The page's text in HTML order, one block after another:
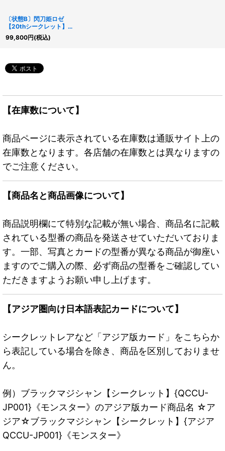
〔状態B〕閃刀姫ロゼ
【20thシークレット】
{IGAS-JP020}《モンス
ター》
99,800円(税込)
【在庫数について】
商品ページに表示されている在庫数は通販サイト上の
在庫数となります。各店舗の在庫数とは異なりますの
でご注意ください。
【商品名と商品画像について】
商品説明欄にて特別な記載が無い場合、商品名に記載
されている型番の商品を発送させていただいておりま
す。一部、写真とカードの型番が異なる商品が御座い
ますのでご購入の際、必ず商品の型番をご確認してい
ただきますようお願い申し上げます。
【アジア圏向け日本語表記カードについて】
シークレットレアなど「アジア版カード」をこちらか
ら表記している場合を除き、商品を区別しておりませ
ん。
例）ブラックマジシャン【シークレット】{QCCU-
JP001}《モンスター》のアジア版カード商品名 ☆ア
ジア☆ブラックマジシャン【シークレット】{アジア
QCCU-JP001}《モンスター》